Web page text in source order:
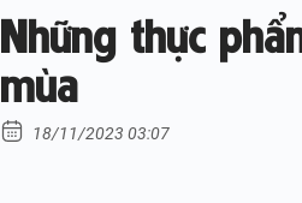
Những thực
mùa
18/11/2023 03:07